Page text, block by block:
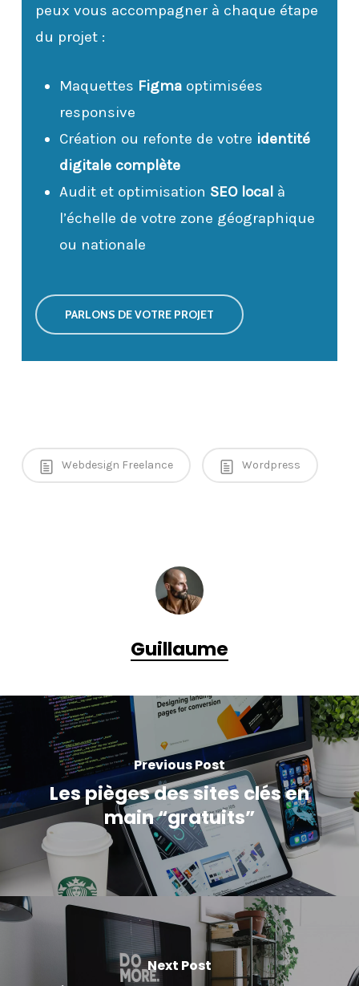
peux vous accompagner à chaque étape
du projet :
Maquettes Figma optimisées
responsive
Création ou refonte de votre identité
digitale complète
Audit et optimisation SEO local à
l’échelle de votre zone géographique
ou nationale
PARLONS DE VOTRE PROJET
Webdesign Freelance Wordpress
Guillaume
Previous Post
Les pièges des sites clés en
main “gratuits”
Next Post